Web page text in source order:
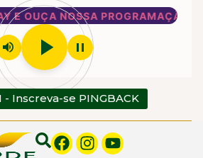
E OUÇA NOSSA PROGRAMAÇÃO
volume_up play_arrow pause
- Inscreva-se PINGBACK